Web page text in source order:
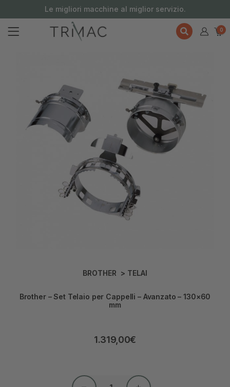
Le migliori macchine al miglior servizio.
0
BROTHER > TELAI
Brother – Set Telaio per Cappelli – Avanzato – 130×60
mm
1.319,00€